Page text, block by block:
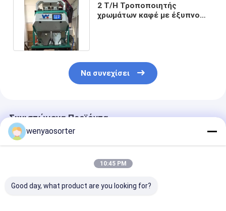
2 T/H Τροποποιητής
χρωμάτων καφέ με έξυπνο
Να συνεχίσει
Συνιστώμενα Προϊόντα
wenyaosorter
10:45 PM
Good day, what product are you looking for?